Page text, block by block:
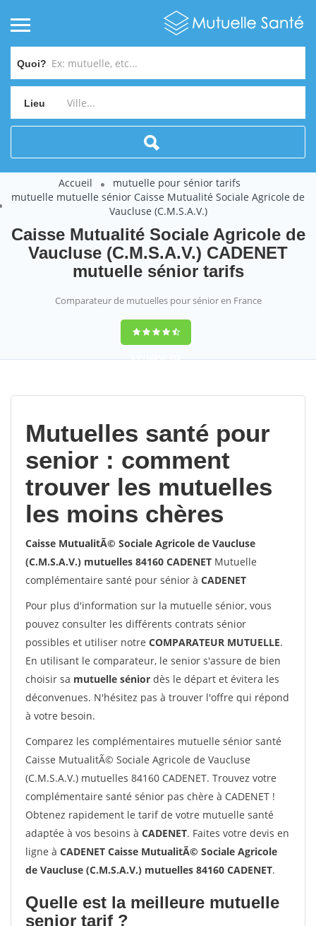
Quoi?
Lieu
Accueil
mutuelle pour sénior tarifs
mutuelle mutuelle sénior Caisse Mutualité Sociale Agricole de
Vaucluse (C.M.S.A.V.)
Caisse Mutualité Sociale Agricole de
Vaucluse (C.M.S.A.V.) CADENET
mutuelle sénior tarifs
Comparateur de mutuelles pour sénior en France
9,2(100%)452
Mutuelles santé pour
senior : comment
trouver les mutuelles
les moins chères
Caisse MutualitÃ© Sociale Agricole de Vaucluse
(C.M.S.A.V.) mutuelles 84160 CADENET Mutuelle
complémentaire santé pour sénior à CADENET
Pour plus d'information sur la mutuelle sénior, vous
pouvez consulter les différents contrats sénior
possibles et utiliser notre COMPARATEUR MUTUELLE.
En utilisant le comparateur, le senior s'assure de bien
choisir sa mutuelle sénior dès le départ et évitera les
déconvenues. N'hésitez pas à trouver l'offre qui répond
à votre besoin.
Comparez les complémentaires mutuelle sénior santé
Caisse MutualitÃ© Sociale Agricole de Vaucluse
(C.M.S.A.V.) mutuelles 84160 CADENET. Trouvez votre
complémentaire santé sénior pas chère à CADENET !
Obtenez rapidement le tarif de votre mutuelle santé
adaptée à vos besoins à CADENET. Faites votre devis en
ligne à CADENET Caisse MutualitÃ© Sociale Agricole
de Vaucluse (C.M.S.A.V.) mutuelles 84160 CADENET.
Quelle est la meilleure mutuelle
senior tarif ?